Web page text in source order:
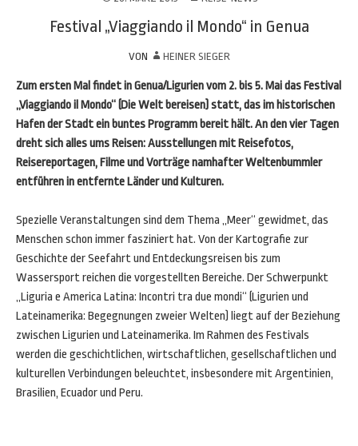
Festival „Viaggiando il Mondo“ in Genua
VON HEINER SIEGER
Zum ersten Mal findet in Genua/Ligurien vom 2. bis 5. Mai das Festival
„Viaggiando il Mondo“ (Die Welt bereisen) statt, das im historischen
Hafen der Stadt ein buntes Programm bereit hält. An den vier Tagen
dreht sich alles ums Reisen: Ausstellungen mit Reisefotos,
Reisereportagen, Filme und Vorträge namhafter Weltenbummler
entführen in entfernte Länder und Kulturen.
Spezielle Veranstaltungen sind dem Thema „Meer“ gewidmet, das
Menschen schon immer fasziniert hat. Von der Kartografie zur
Geschichte der Seefahrt und Entdeckungsreisen bis zum
Wassersport reichen die vorgestellten Bereiche. Der Schwerpunkt
„Liguria e America Latina: Incontri tra due mondi“ (Ligurien und
Lateinamerika: Begegnungen zweier Welten) liegt auf der Beziehung
zwischen Ligurien und Lateinamerika. Im Rahmen des Festivals
werden die geschichtlichen, wirtschaftlichen, gesellschaftlichen und
kulturellen Verbindungen beleuchtet, insbesondere mit Argentinien,
Brasilien, Ecuador und Peru.